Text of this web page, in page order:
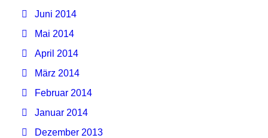
Juni 2014
Mai 2014
April 2014
März 2014
Februar 2014
Januar 2014
Dezember 2013